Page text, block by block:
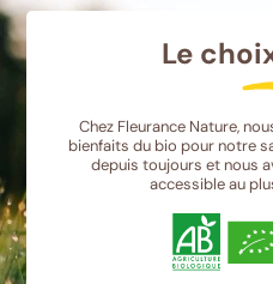
Le
Chez Fleurance Nature,
bienfaits du bio pour notre
depuis toujours et nous
accessible au